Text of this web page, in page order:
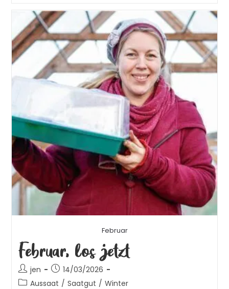
Februar
Februar, los jetzt
jen
14/03/2026
Aussaat / Saatgut / Winter